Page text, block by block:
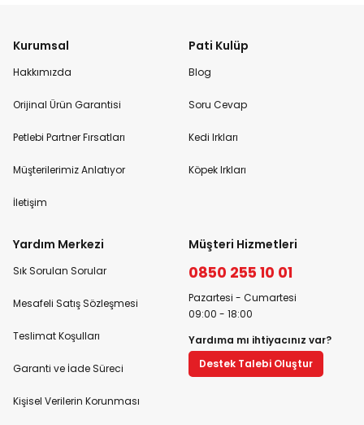
Kurumsal
Hakkımızda
Orijinal Ürün Garantisi
Petlebi Partner Fırsatları
Müşterilerimiz Anlatıyor
İletişim
Pati Kulüp
Blog
Soru Cevap
Kedi Irkları
Köpek Irkları
Yardım Merkezi
Sık Sorulan Sorular
Mesafeli Satış Sözleşmesi
Teslimat Koşulları
Garanti ve İade Süreci
Kişisel Verilerin Korunması
Müşteri Hizmetleri
0850 255 10 01
Pazartesi - Cumartesi
09:00 - 18:00
Yardıma mı ihtiyacınız var?
Destek Talebi Oluştur